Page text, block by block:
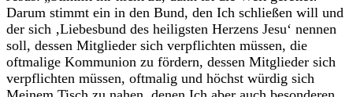
Darum stimmt ein in den Bund, den Ich schließen will und
der sich ‚Liebesbund des heiligsten Herzens Jesu‘ nennen
soll, dessen Mitglieder sich verpflichten müssen, die
oftmalige Kommunion zu fördern, dessen Mitglieder sich
verpflichten müssen, oftmalig und höchst würdig sich